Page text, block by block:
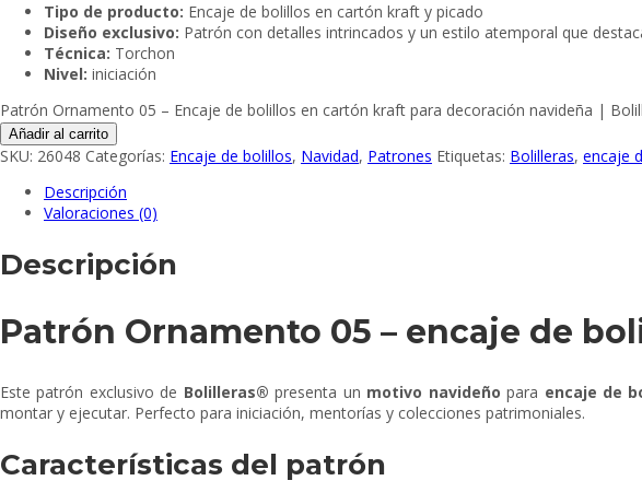
Tipo de producto: Encaje de bolillos en cartón kraft y picado
Diseño exclusivo: Patrón con detalles intrincados y un estilo atemporal que
Técnica: Torchon
Nivel: iniciación
Patrón Ornamento 05 – Encaje de bolillos en cartón kraft para decoración navideña |
Añadir al carrito
SKU: 26048 Categorías: Encaje de bolillos, Navidad, Patrones Etiquetas: Bolilleras, encaje
Descripción
Valoraciones (0)
Descripción
Patrón Ornamento 05 – encaje de
Este patrón exclusivo de Bolilleras® presenta un motivo navideño para encaje de
montar y ejecutar. Perfecto para iniciación, mentorías y colecciones patrimoniales.
Características del patrón